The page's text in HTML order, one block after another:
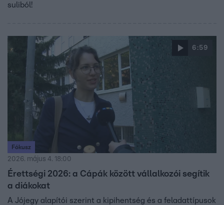
suliból!
6:59
Fókusz
2026. május 4. 18:00
Érettségi 2026: a Cápák között vállalkozói segítik
a diákokat
A Jójegy alapítói szerint a kipihentség és a feladattípusok